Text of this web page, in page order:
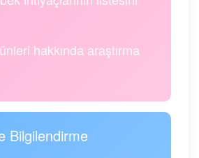
hakkında araştırma
Bilgilendirme